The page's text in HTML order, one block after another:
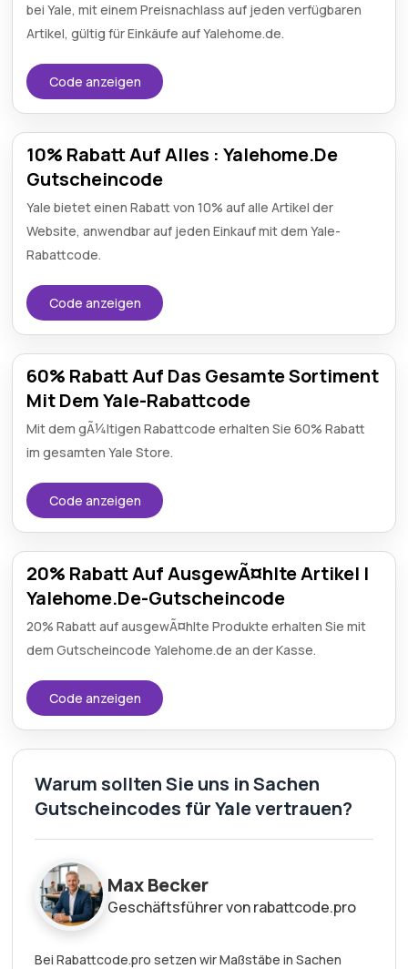
bei Yale, mit einem Preisnachlass auf jeden verfügbaren
Artikel, gültig für Einkäufe auf Yalehome.de.
Code anzeigen
10% Rabatt Auf Alles : Yalehome.De
Gutscheincode
Yale bietet einen Rabatt von 10% auf alle Artikel der
Website, anwendbar auf jeden Einkauf mit dem Yale-
Rabattcode.
Code anzeigen
60% Rabatt Auf Das Gesamte Sortiment
Mit Dem Yale-Rabattcode
Mit dem gÃ¼ltigen Rabattcode erhalten Sie 60% Rabatt
im gesamten Yale Store.
Code anzeigen
20% Rabatt Auf AusgewÃ¤hlte Artikel |
Yalehome.De-Gutscheincode
20% Rabatt auf ausgewÃ¤hlte Produkte erhalten Sie mit
dem Gutscheincode Yalehome.de an der Kasse.
Code anzeigen
Warum sollten Sie uns in Sachen
Gutscheincodes für Yale vertrauen?
Max Becker
Geschäftsführer von rabattcode.pro
Bei Rabattcode.pro setzen wir Maßstäbe in Sachen